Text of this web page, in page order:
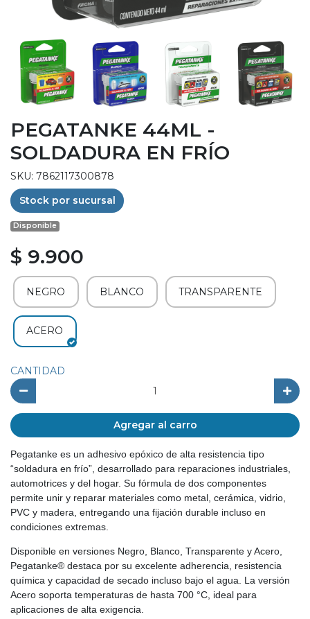
PEGATANKE 44ML -
SOLDADURA EN FRÍO
SKU: 7862117300878
Stock por sucursal
Disponible
$ 9.900
NEGRO BLANCO TRANSPARENTE
ACERO
CANTIDAD
Agregar al carro
Pegatanke es un adhesivo epóxico de alta resistencia tipo
“soldadura en frío”, desarrollado para reparaciones industriales,
automotrices y del hogar. Su fórmula de dos componentes
permite unir y reparar materiales como metal, cerámica, vidrio,
PVC y madera, entregando una fijación durable incluso en
condiciones extremas.
Disponible en versiones Negro, Blanco, Transparente y Acero,
Pegatanke® destaca por su excelente adherencia, resistencia
química y capacidad de secado incluso bajo el agua. La versión
Acero soporta temperaturas de hasta 700 °C, ideal para
aplicaciones de alta exigencia.